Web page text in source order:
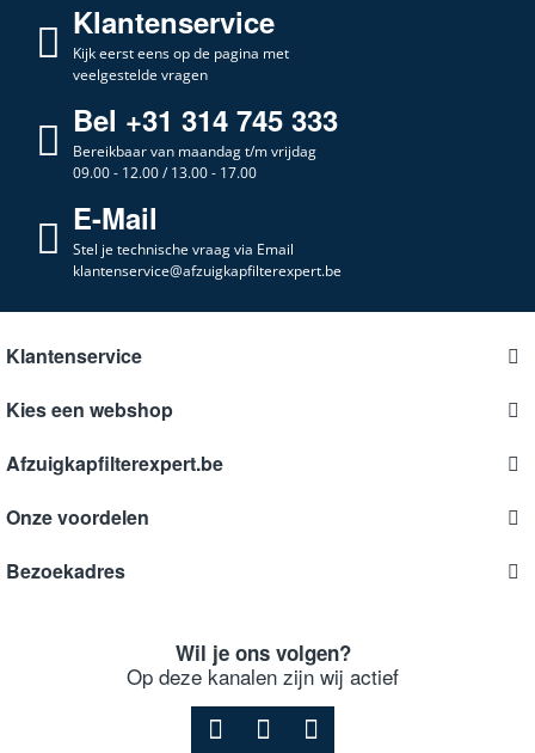
Klantenservice
Kijk eerst eens op de pagina met
veelgestelde vragen
Bel +31 314 745 333
Bereikbaar van maandag t/m vrijdag
09.00 - 12.00 / 13.00 - 17.00
E-Mail
Stel je technische vraag via Email
klantenservice@afzuigkapfilterexpert.be
Klantenservice
Kies een webshop
Afzuigkapfilterexpert.be
Onze voordelen
Bezoekadres
Wil je ons volgen?
Op deze kanalen zijn wij actief